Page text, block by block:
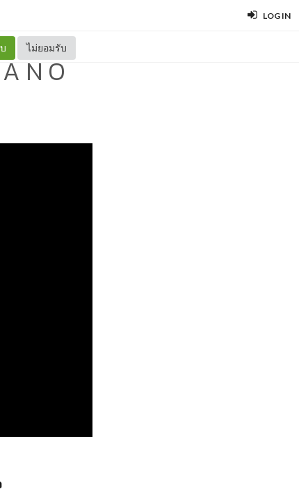
LOG IN
ไม่ยอมรับ
N O